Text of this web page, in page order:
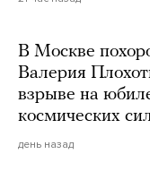
В Москве
Валерия
взрыве на
космических
день назад